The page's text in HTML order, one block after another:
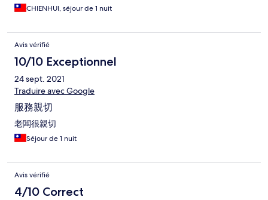
CHIENHUI, séjour de 1 nuit
Avis vérifié
10/10 Exceptionnel
24 sept. 2021
Traduire avec Google
服務親切
老闆很親切
Séjour de 1 nuit
Avis vérifié
4/10 Correct